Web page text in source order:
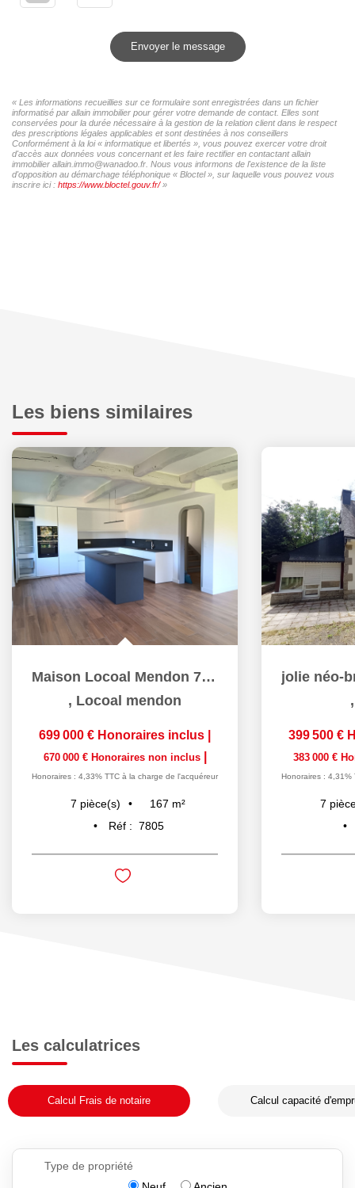
Envoyer le message
« Les informations recueillies sur ce formulaire sont enregistrées dans un fichier
informatisé par allain immobilier pour gérer votre demande de contact. Elles sont
conservées pour la durée nécessaire à la gestion de la relation client dans le respect
des prescriptions légales applicables et sont destinées à nos conseillers
Conformément à la loi « informatique et libertés », vous pouvez exercer votre droit
d'accès aux données vous concernant et les faire rectifier en contactant allain
immobilier allain.immo@wanadoo.fr. Nous vous informons de l'existence de la liste
d'opposition au démarchage téléphonique « Bloctel », sur laquelle vous pouvez vous
inscrire ici : https://www.bloctel.gouv.fr/»
Les biens similaires
Maison Locoal Mendon 7 pièce(s) 167 m2
, Locoal mendon
699 000 € Honoraires inclus
670 000 € Honoraires non inclus
Honoraires : 4,33% TTC à la charge de l'acquéreur
7 pièce(s) 167 m²
Réf : 7805
399 500 €
383 000 €
Honoraires : 4,31%
7
Les calculatrices
Calcul Frais de notaire Calcul capacité